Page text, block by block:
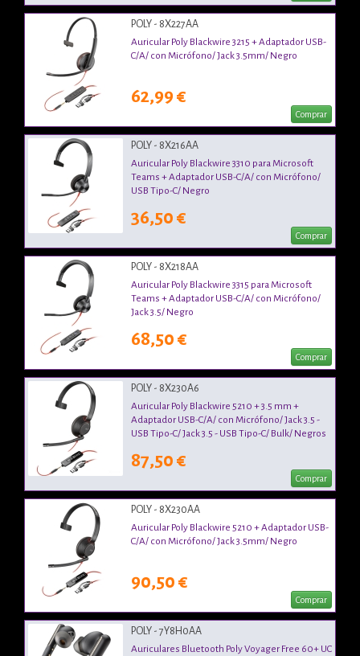
POLY - 8X227AA
Auricular Poly Blackwire 3215 + Adaptador USB-
C/A/ con Micrófono/ Jack 3.5mm/ Negro
62,99 €
Comprar
POLY - 8X216AA
Auricular Poly Blackwire 3310 para Microsoft
Teams + Adaptador USB-C/A/ con Micrófono/
USB Tipo-C/ Negro
36,50 €
Comprar
POLY - 8X218AA
Auricular Poly Blackwire 3315 para Microsoft
Teams + Adaptador USB-C/A/ con Micrófono/
Jack 3.5/ Negro
68,50 €
Comprar
POLY - 8X230A6
Auricular Poly Blackwire 5210 + 3.5 mm +
Adaptador USB-C/A/ con Micrófono/ Jack 3.5 -
USB Tipo-C/ Jack 3.5 - USB Tipo-C/ Bulk/ Negros
87,50 €
Comprar
POLY - 8X230AA
Auricular Poly Blackwire 5210 + Adaptador USB-
C/A/ con Micrófono/ Jack 3.5mm/ Negro
90,50 €
Comprar
POLY - 7Y8H0AA
Auriculares Bluetooth Poly Voyager Free 60+ UC